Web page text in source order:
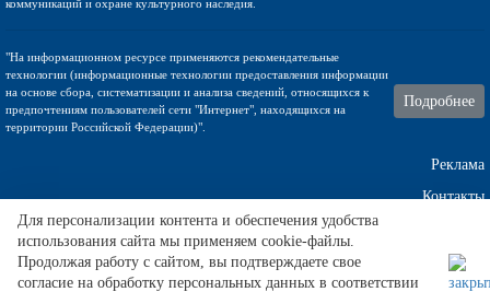
коммуникаций и охране культурного наследия.
"На информационном ресурсе применяются рекомендательные
технологии (информационные технологии предоставления информации
на основе сбора, систематизации и анализа сведений, относящихся к
предпочтениям пользователей сети "Интернет", находящихся на
территории Российской Федерации)".
Подробнее
Реклама
Контакты
Техническа поддержка
Для персонализации контента и обеспечения удобства
использования сайта мы применяем cookie-файлы.
Продолжая работу с сайтом, вы подтверждаете свое
согласие на обработку персональных данных в соответствии